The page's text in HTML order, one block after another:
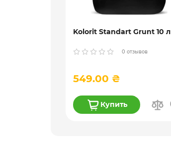
Kolorit Standart Grunt 10 л
0 отзывов
549.00 ₴
Купить